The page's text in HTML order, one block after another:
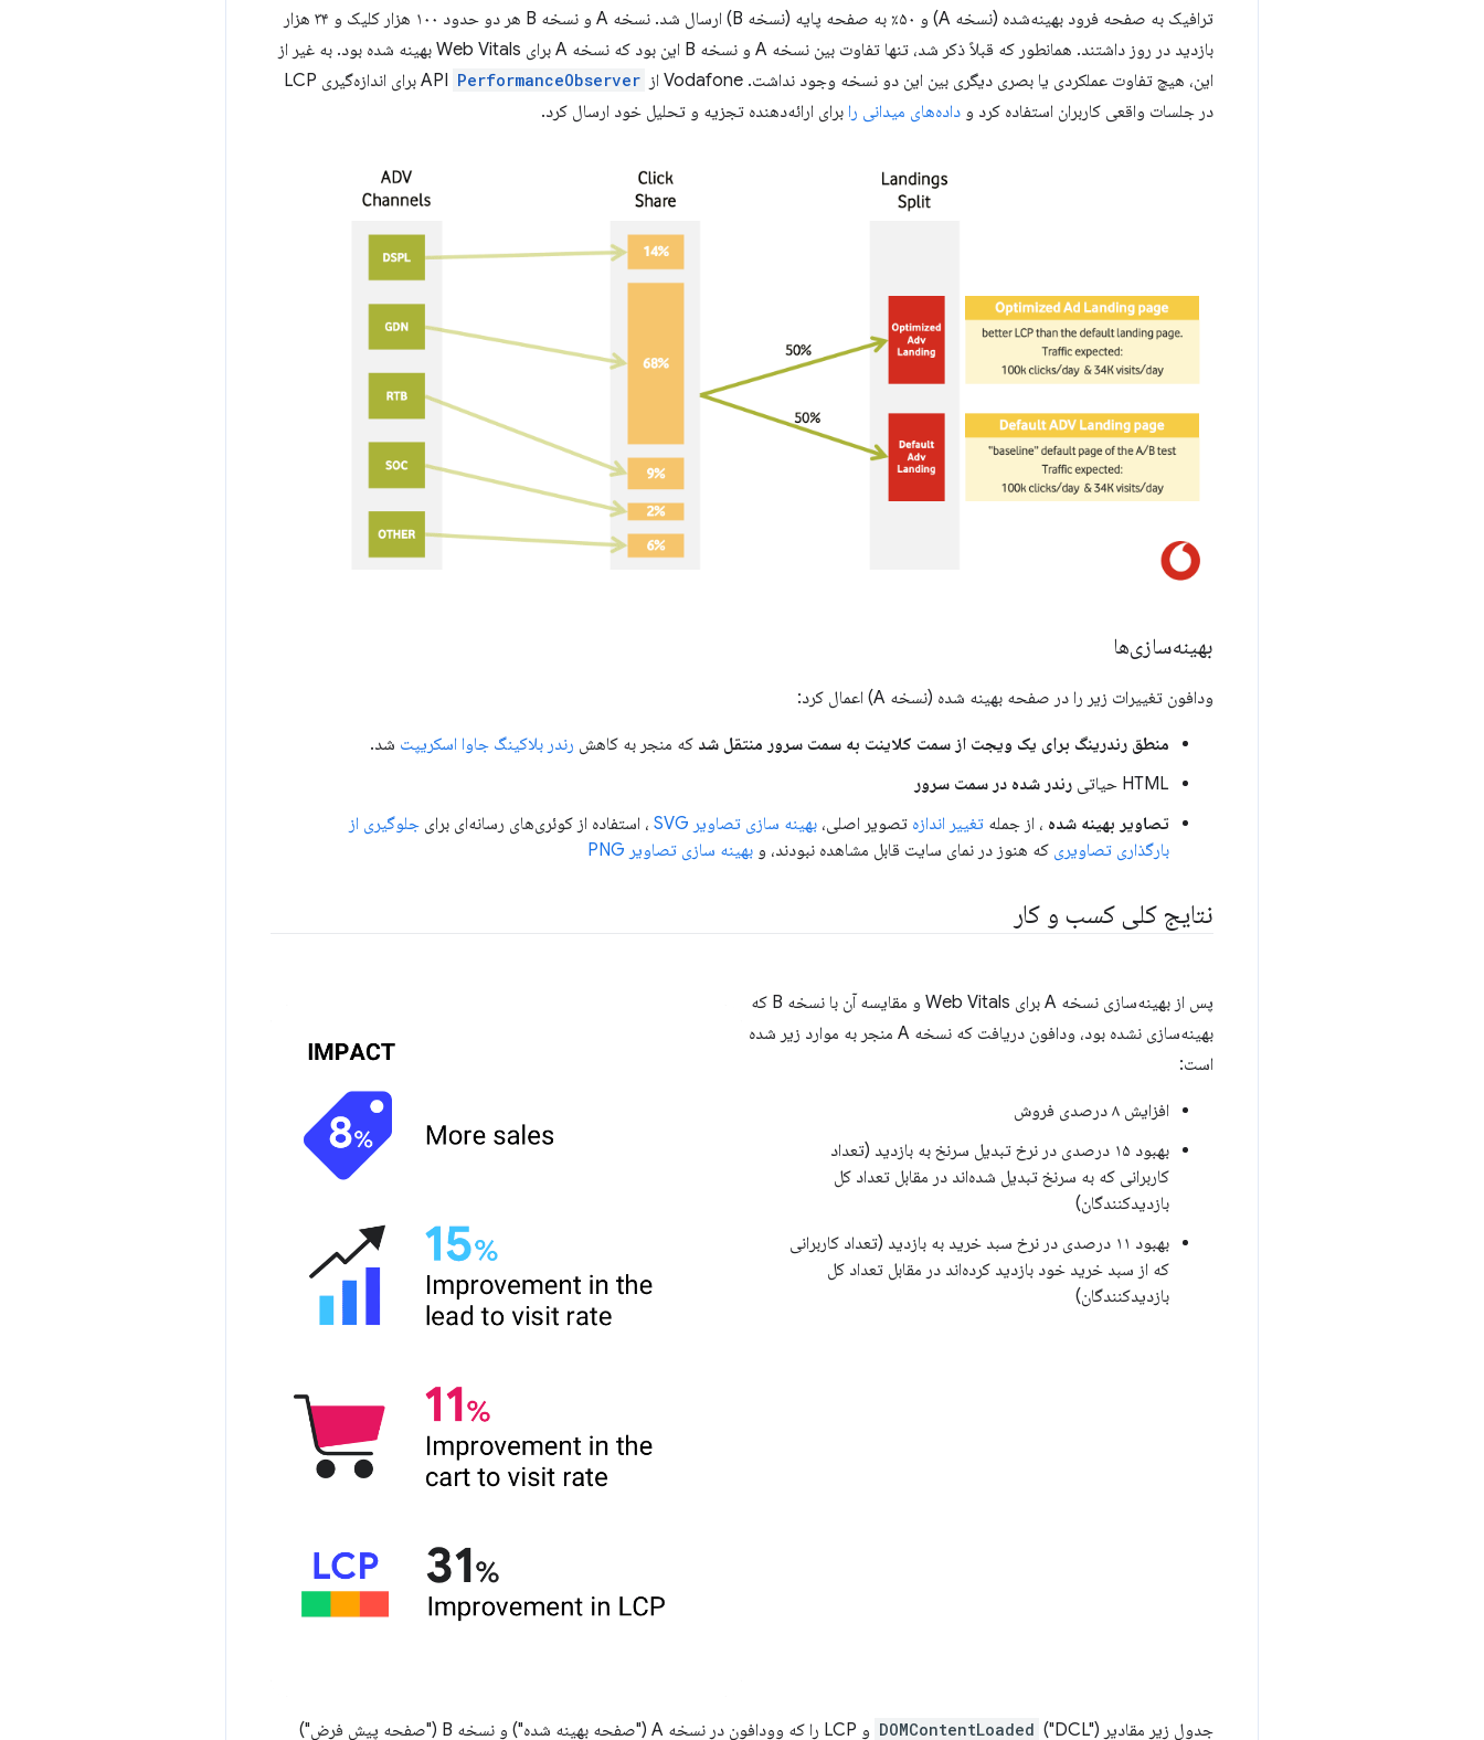
ترافیک به صفحه فرود بهینه‌شده (نسخه A) و ۵۰٪ به صفحه پایه (نسخه B) ارسال شد. نسخه A و نسخه B هر دو حدود ۱۰۰ هزار کلیک و ۳۴ هزار
بازدید در روز داشتند. همانطور که قبلاً ذکر شد، تنها تفاوت بین نسخه A و نسخه B این بود که نسخه A برای Web Vitals بهینه شده بود. به غیر از
این، هیچ تفاوت عملکردی یا بصری دیگری بین این دو نسخه وجود نداشت. Vodafone از API
PerformanceObserver
برای اندازه‌گیری LCP
در جلسات واقعی کاربران استفاده کرد و داده‌های میدانی را برای ارائه‌دهنده تجزیه و تحلیل خود ارسال کرد.
بهینه‌سازی‌ها
ودافون تغییرات زیر را در صفحه بهینه شده (نسخه A) اعمال کرد:
منطق رندرینگ برای یک ویجت از سمت کلاینت به سمت سرور منتقل شد که منجر به کاهش رندر بلاکینگ جاوا اسکریپت شد.
HTML حیاتی
رندر شده در سمت سرور
تصاویر بهینه شده ، از جمله تغییر اندازه تصویر اصلی، بهینه سازی تصاویر SVG ، استفاده از کوئری‌های رسانه‌ای برای جلوگیری از
بارگذاری تصاویری که هنوز در نمای سایت قابل مشاهده نبودند، و بهینه سازی تصاویر PNG
نتایج کلی کسب و کار
پس از بهینه‌سازی نسخه A برای Web Vitals و مقایسه آن با نسخه B که
بهینه‌سازی نشده بود، ودافون دریافت که نسخه A منجر به موارد زیر شده
است:
افزایش ۸ درصدی فروش
بهبود ۱۵ درصدی در نرخ تبدیل سرنخ به بازدید (تعداد
کاربرانی که به سرنخ تبدیل شده‌اند در مقابل تعداد کل
بازدیدکنندگان)
بهبود ۱۱ درصدی در نرخ سبد خرید به بازدید (تعداد کاربرانی
که از سبد خرید خود بازدید کرده‌اند در مقابل تعداد کل
بازدیدکنندگان)
جدول زیر مقادیر DOMContentLoaded ("DCL") و LCP را که وودافون در نسخه A ("صفحه بهینه شده") و نسخه B ("صفحه پیش فرض")